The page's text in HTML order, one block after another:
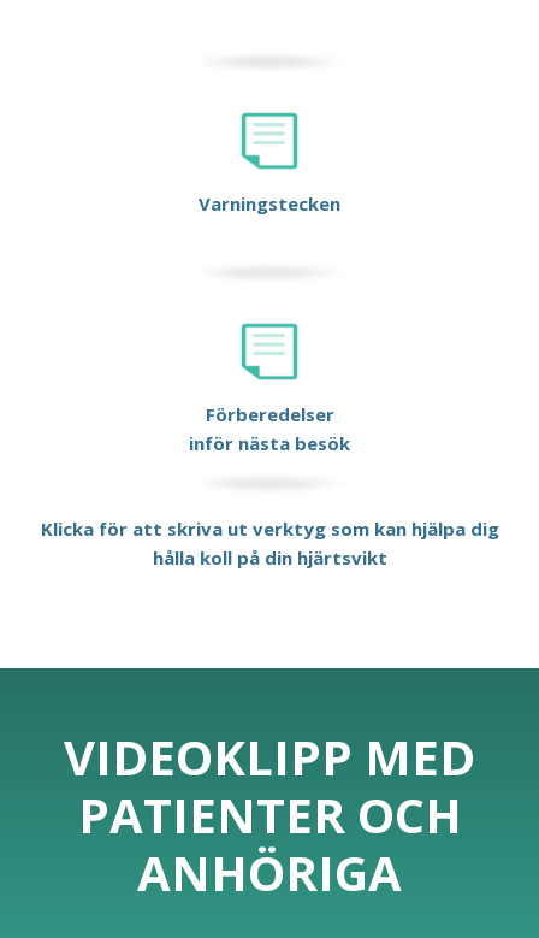
Varningstecken
Förberedelser
inför nästa besök
Klicka för att skriva ut verktyg som kan hjälpa dig
hålla koll på din hjärtsvikt
VIDEOKLIPP MED
PATIENTER OCH
ANHÖRIGA